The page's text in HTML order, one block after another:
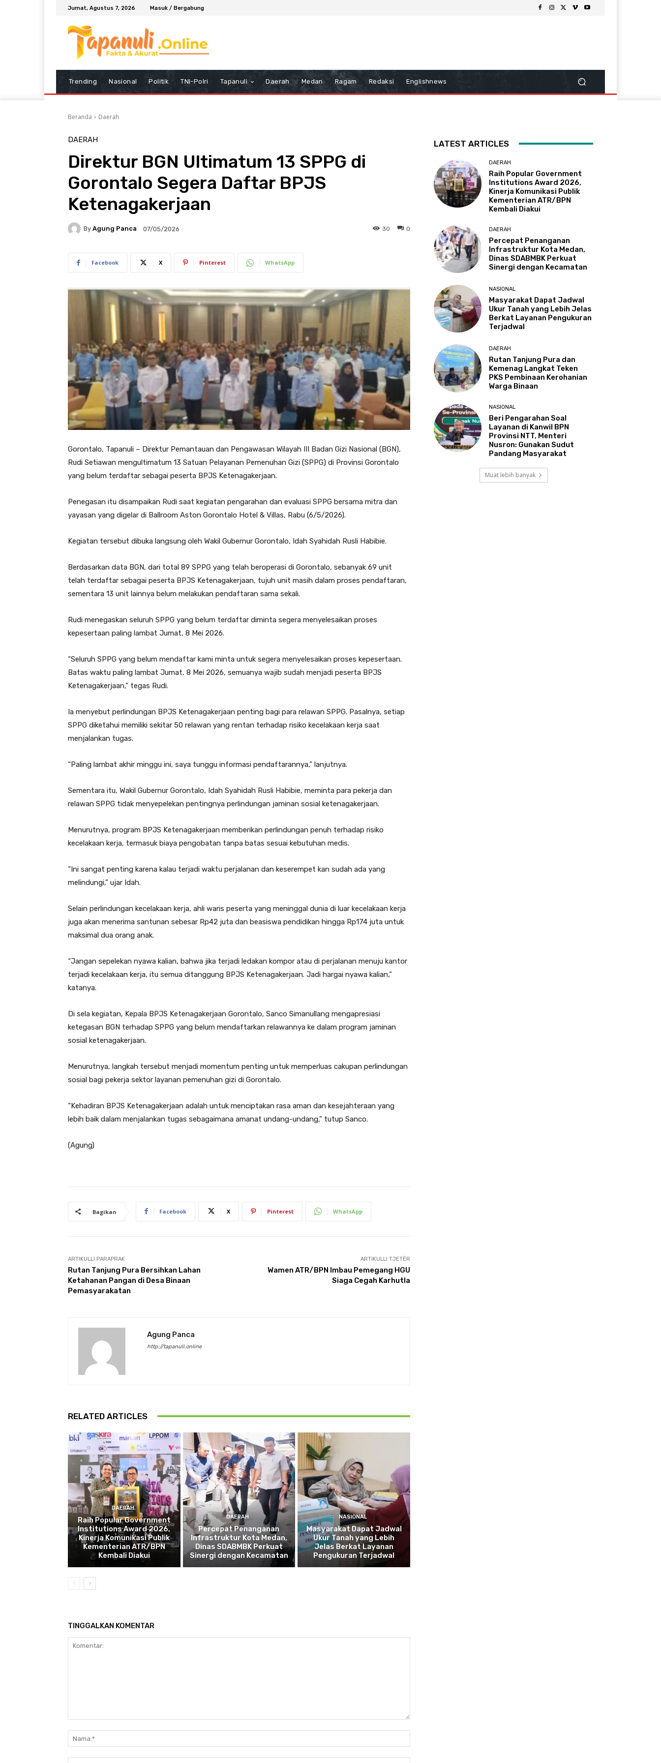
Jumat, Agustus 7, 2026 Masuk / Bergabung
Trending Nasional Politik TNI-Polri Tapanuli Daerah Medan Ragam Redaksi Englishnews
Beranda Daerah
DAERAH
Direktur BGN Ultimatum 13 SPPG di
Gorontalo Segera Daftar BPJS
Ketenagakerjaan
By Agung Panca 07/05/2026 0
30
Facebook X Pinterest WhatsApp
Gorontalo, Tapanuli – Direktur Pemantauan dan Pengawasan Wilayah III Badan Gizi Nasional (BGN),
Rudi Setiawan mengultimatum 13 Satuan Pelayanan Pemenuhan Gizi (SPPG) di Provinsi Gorontalo
yang belum terdaftar sebagai peserta BPJS Ketenagakerjaan.
Penegasan itu disampaikan Rudi saat kegiatan pengarahan dan evaluasi SPPG bersama mitra dan
yayasan yang digelar di Ballroom Aston Gorontalo Hotel & Villas, Rabu (6/5/2026).
Kegiatan tersebut dibuka langsung oleh Wakil Gubernur Gorontalo, Idah Syahidah Rusli Habibie.
Berdasarkan data BGN, dari total 89 SPPG yang telah beroperasi di Gorontalo, sebanyak 69 unit
telah terdaftar sebagai peserta BPJS Ketenagakerjaan, tujuh unit masih dalam proses pendaftaran,
sementara 13 unit lainnya belum melakukan pendaftaran sama sekali.
Rudi menegaskan seluruh SPPG yang belum terdaftar diminta segera menyelesaikan proses
kepesertaan paling lambat Jumat, 8 Mei 2026.
“Seluruh SPPG yang belum mendaftar kami minta untuk segera menyelesaikan proses kepesertaan.
Batas waktu paling lambat Jumat, 8 Mei 2026, semuanya wajib sudah menjadi peserta BPJS
Ketenagakerjaan,” tegas Rudi.
Ia menyebut perlindungan BPJS Ketenagakerjaan penting bagi para relawan SPPG. Pasalnya, setiap
SPPG diketahui memiliki sekitar 50 relawan yang rentan terhadap risiko kecelakaan kerja saat
menjalankan tugas.
“Paling lambat akhir minggu ini, saya tunggu informasi pendaftarannya,” lanjutnya.
Sementara itu, Wakil Gubernur Gorontalo, Idah Syahidah Rusli Habibie, meminta para pekerja dan
relawan SPPG tidak menyepelekan pentingnya perlindungan jaminan sosial ketenagakerjaan.
Menurutnya, program BPJS Ketenagakerjaan memberikan perlindungan penuh terhadap risiko
kecelakaan kerja, termasuk biaya pengobatan tanpa batas sesuai kebutuhan medis.
“Ini sangat penting karena kalau terjadi waktu perjalanan dan keserempet kan sudah ada yang
melindungi,” ujar Idah.
Selain perlindungan kecelakaan kerja, ahli waris peserta yang meninggal dunia di luar kecelakaan kerja
juga akan menerima santunan sebesar Rp42 juta dan beasiswa pendidikan hingga Rp174 juta untuk
maksimal dua orang anak.
“Jangan sepelekan nyawa kalian, bahwa jika terjadi ledakan kompor atau di perjalanan menuju kantor
terjadi kecelakaan kerja, itu semua ditanggung BPJS Ketenagakerjaan. Jadi hargai nyawa kalian,”
katanya.
Di sela kegiatan, Kepala BPJS Ketenagakerjaan Gorontalo, Sanco Simanullang mengapresiasi
ketegasan BGN terhadap SPPG yang belum mendaftarkan relawannya ke dalam program jaminan
sosial ketenagakerjaan.
Menurutnya, langkah tersebut menjadi momentum penting untuk memperluas cakupan perlindungan
sosial bagi pekerja sektor layanan pemenuhan gizi di Gorontalo.
“Kehadiran BPJS Ketenagakerjaan adalah untuk menciptakan rasa aman dan kesejahteraan yang
lebih baik dalam menjalankan tugas sebagaimana amanat undang-undang,” tutup Sanco.
(Agung)
Bagikan Facebook X Pinterest WhatsApp
ARTIKULLI PARAPRAK
Rutan Tanjung Pura Bersihkan Lahan
Ketahanan Pangan di Desa Binaan
Pemasyarakatan
ARTIKULLI TJETËR
Wamen ATR/BPN Imbau Pemegang HGU
Siaga Cegah Karhutla
Agung Panca
http://tapanuli.online
RELATED ARTICLES
DAERAH
Raih Popular Government
Institutions Award 2026,
Kinerja Komunikasi Publik
Kementerian ATR/BPN
Kembali Diakui
DAERAH
Percepat Penanganan
Infrastruktur Kota Medan,
Dinas SDABMBK Perkuat
Sinergi dengan Kecamatan
NASIONAL
Masyarakat Dapat Jadwal
Ukur Tanah yang Lebih
Jelas Berkat Layanan
Pengukuran Terjadwal
TINGGALKAN KOMENTAR
LATEST ARTICLES
DAERAH
Raih Popular Government
Institutions Award 2026,
Kinerja Komunikasi Publik
Kementerian ATR/BPN
Kembali Diakui
DAERAH
Percepat Penanganan
Infrastruktur Kota Medan,
Dinas SDABMBK Perkuat
Sinergi dengan Kecamatan
NASIONAL
Masyarakat Dapat Jadwal
Ukur Tanah yang Lebih Jelas
Berkat Layanan Pengukuran
Terjadwal
DAERAH
Rutan Tanjung Pura dan
Kemenag Langkat Teken
PKS Pembinaan Kerohanian
Warga Binaan
NASIONAL
Beri Pengarahan Soal
Layanan di Kanwil BPN
Provinsi NTT, Menteri
Nusron: Gunakan Sudut
Pandang Masyarakat
Muat lebih banyak